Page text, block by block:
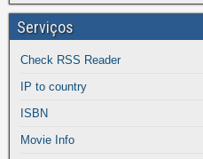
Serviços
Check RSS Reader
IP to country
ISBN
Movie Info